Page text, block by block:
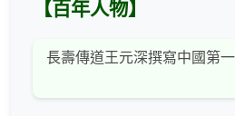
【百年人物】
長壽傳道王元深撰寫中國第一